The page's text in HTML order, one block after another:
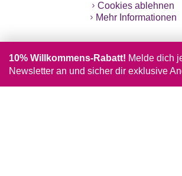
Cookies ablehnen
Mehr Informationen
10% Willkommens-Rabatt! Melde dich
Newsletter an und sicher dir exklusive